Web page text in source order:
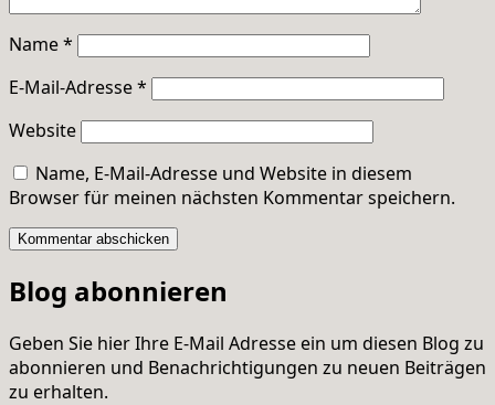
Name*
E-Mail-Adresse*
Website
Name, E-Mail-Adresse und Website in diesem
Browser für meinen nächsten Kommentar speichern.
Blog abonnieren
Geben Sie hier Ihre E-Mail Adresse ein um diesen Blog zu
abonnieren und Benachrichtigungen zu neuen Beiträgen
zu erhalten.